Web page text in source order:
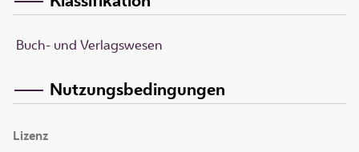
Buch- und Verlagswesen
Nutzungsbedingungen
Lizenz